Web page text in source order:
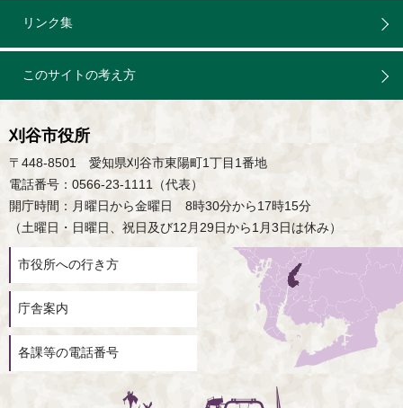
リンク集
このサイトの考え方
刈谷市役所
〒448-8501 愛知県刈谷市東陽町1丁目1番地
電話番号：0566-23-1111（代表）
開庁時間：月曜日から金曜日 8時30分から17時15分
（土曜日・日曜日、祝日及び12月29日から1月3日は休み）
市役所への行き方
庁舎案内
各課等の電話番号